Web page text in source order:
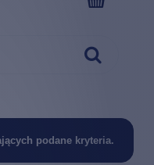
podane kryteria.